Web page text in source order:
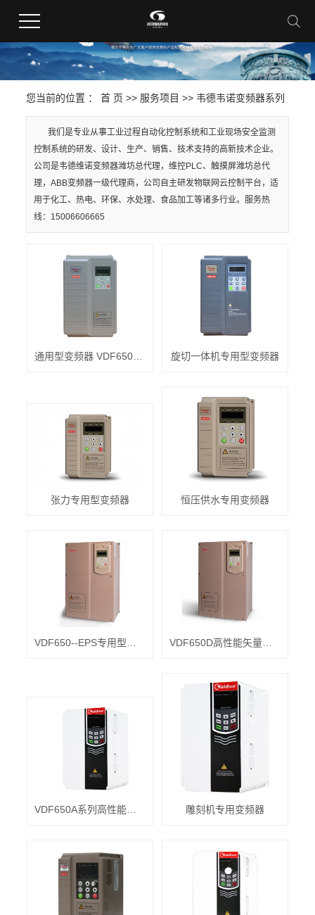
您当前的位置 ：首 页 >> 服务项目 >> 韦德韦诺变频器系列
我们是专业从事工业过程自动化控制系统和工业现场安全监测
控制系统的研发、设计、生产、销售、技术支持的高新技术企业。
公司是韦德维诺变频器潍坊总代理，维控PLC、触摸屏潍坊总代
理，ABB变频器一级代理商，公司自主研发物联网云控制平台，适
用于化工、热电、环保、水处理、食品加工等诸多行业。服务热
线：15006606665
通用型变频器 VDF650系列 旋切一体机专用型变频器
张力专用型变频器 恒压供水专用变频器
VDF650D高性能矢量变频器
VDF650A系列高性能矢量型变频器 雕刻机专用变频器